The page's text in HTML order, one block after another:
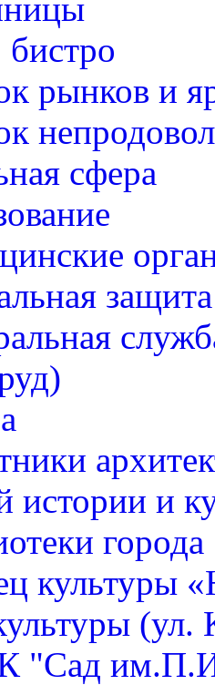
рынков и
сфера
защита
истории и
города
культуры
(ул.